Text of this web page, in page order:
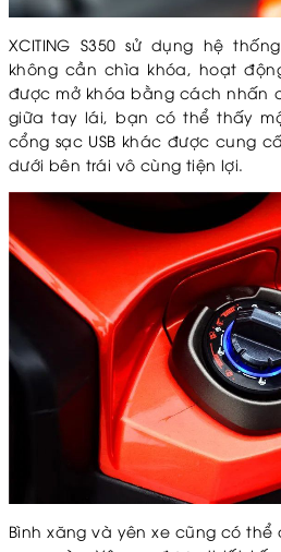
XCITING S350 sử dụng hệ
không cần chìa khóa, hoạt
được mở khóa bằng cách nhấn
giữa tay lái, bạn có thể thấy
cổng sạc USB khác được cung
dưới bên trái vô cùng tiện lợi.
Bình xăng và yên xe cũng có